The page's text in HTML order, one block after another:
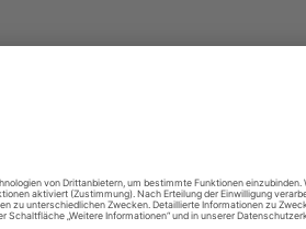
Fridays for Future am 11. April